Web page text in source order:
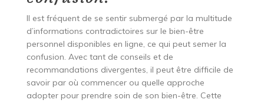
Il est fréquent de se sentir submergé par la multitude
d’informations contradictoires sur le bien-être
personnel disponibles en ligne, ce qui peut semer la
confusion. Avec tant de conseils et de
recommandations divergentes, il peut être difficile de
savoir par où commencer ou quelle approche
adopter pour prendre soin de son bien-être. Cette